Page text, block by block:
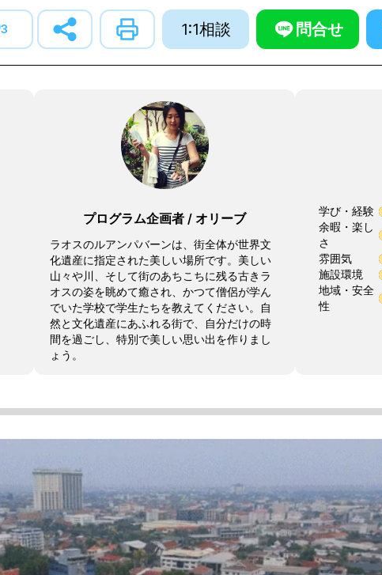
3 1:1相談 問合せ
プログラム企画者 / オリーブ
ラオスのルアンパバーンは、街全体が世界文
化遺産に指定された美しい場所です。美しい
山々や川、そして街のあちこちに残る古きラ
オスの姿を眺めて癒され、かつて僧侶が学ん
でいた学校で学生たちを教えてください。自
然と文化遺産にあふれる街で、自分だけの時
間を過ごし、特別で美しい思い出を作りまし
ょう。
学び・経験
余暇・楽し
さ
雰囲気
施設環境
地域・安全
性